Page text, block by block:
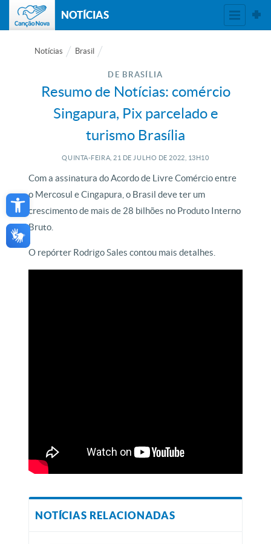
Open toolbar
NOTÍCIAS
Notícias Brasil
DE BRASÍLIA
Resumo de Notícias: comércio
Singapura, Pix parcelado e
turismo Brasília
QUINTA-FEIRA, 21 DE JULHO DE 2022, 13H10
Com a assinatura do Acordo de Livre Comércio entre
o Mercosul e Cingapura, o Brasil deve ter um
crescimento de mais de 28 bilhões no Produto Interno
Bruto.
O repórter Rodrigo Sales contou mais detalhes.
NOTÍCIAS RELACIONADAS